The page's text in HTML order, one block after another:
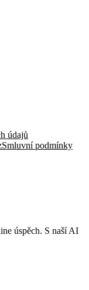
údajů
Smluvní podmínky
úspěch. S naší AI